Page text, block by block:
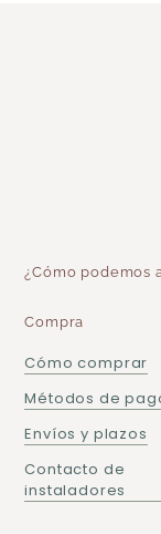
¿Cómo podemos
Compra
Cómo comprar
Métodos de
Envíos y plazos
Contacto de
instaladores